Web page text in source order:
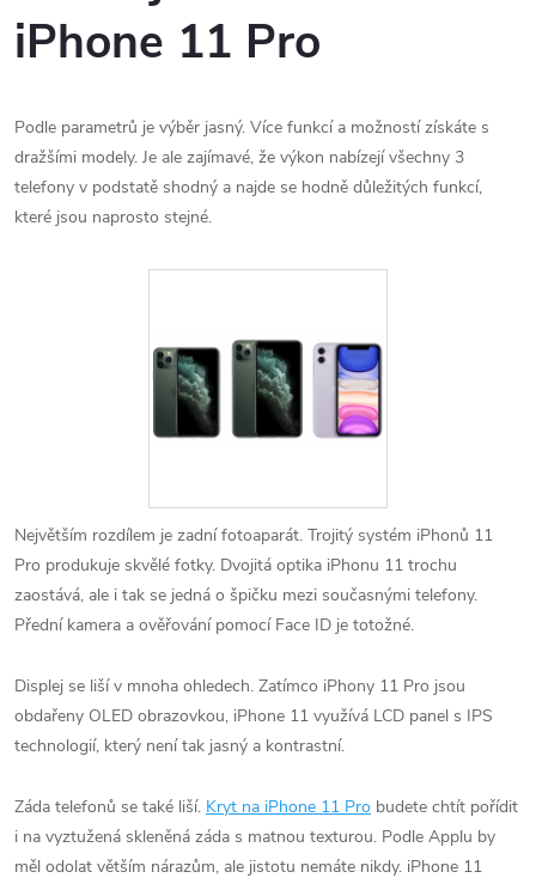
iPhone 11 Pro
Podle parametrů je výběr jasný. Více funkcí a možností získáte s
dražšími modely. Je ale zajímavé, že výkon nabízejí všechny 3
telefony v podstatě shodný a najde se hodně důležitých funkcí,
které jsou naprosto stejné.
Největším rozdílem je zadní fotoaparát. Trojitý systém iPhonů 11
Pro produkuje skvělé fotky. Dvojitá optika iPhonu 11 trochu
zaostává, ale i tak se jedná o špičku mezi současnými telefony.
Přední kamera a ověřování pomocí Face ID je totožné.
Displej se liší v mnoha ohledech. Zatímco iPhony 11 Pro jsou
obdařeny OLED obrazovkou, iPhone 11 využívá LCD panel s IPS
technologií, který není tak jasný a kontrastní.
Záda telefonů se také liší. Kryt na iPhone 11 Pro budete chtít pořídit
i na vyztužená skleněná záda s matnou texturou. Podle Applu by
měl odolat větším nárazům, ale jistotu nemáte nikdy. iPhone 11